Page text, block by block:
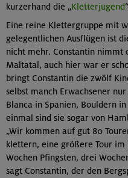
kurzerhand die „Kletterjugend
Eine reine Klettergruppe mit
gelegentlichen Ausflügen ist
nicht mehr. Constantin nimmt
Maltatal, auch hier war er
bringt Constantin die zwölf
selbst manch Erwachsener
Blanca in Spanien, Bouldern
einmal sind sie sogar von
„Wir kommen auf gut 80
klettern, eine größere Tour
Wochen Pfingsten, drei
sagt Constantin, der den